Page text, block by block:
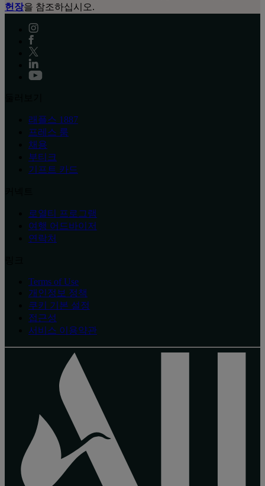
헌장을 참조하십시오.
래플스 1887
프레스 룸
채용
부티크
기프트 카드
로열티 프로그램
여행 어드바이저
연락처
Terms of Use
개인정보 정책
쿠키 기본 설정
접근성
서비스 이용약관